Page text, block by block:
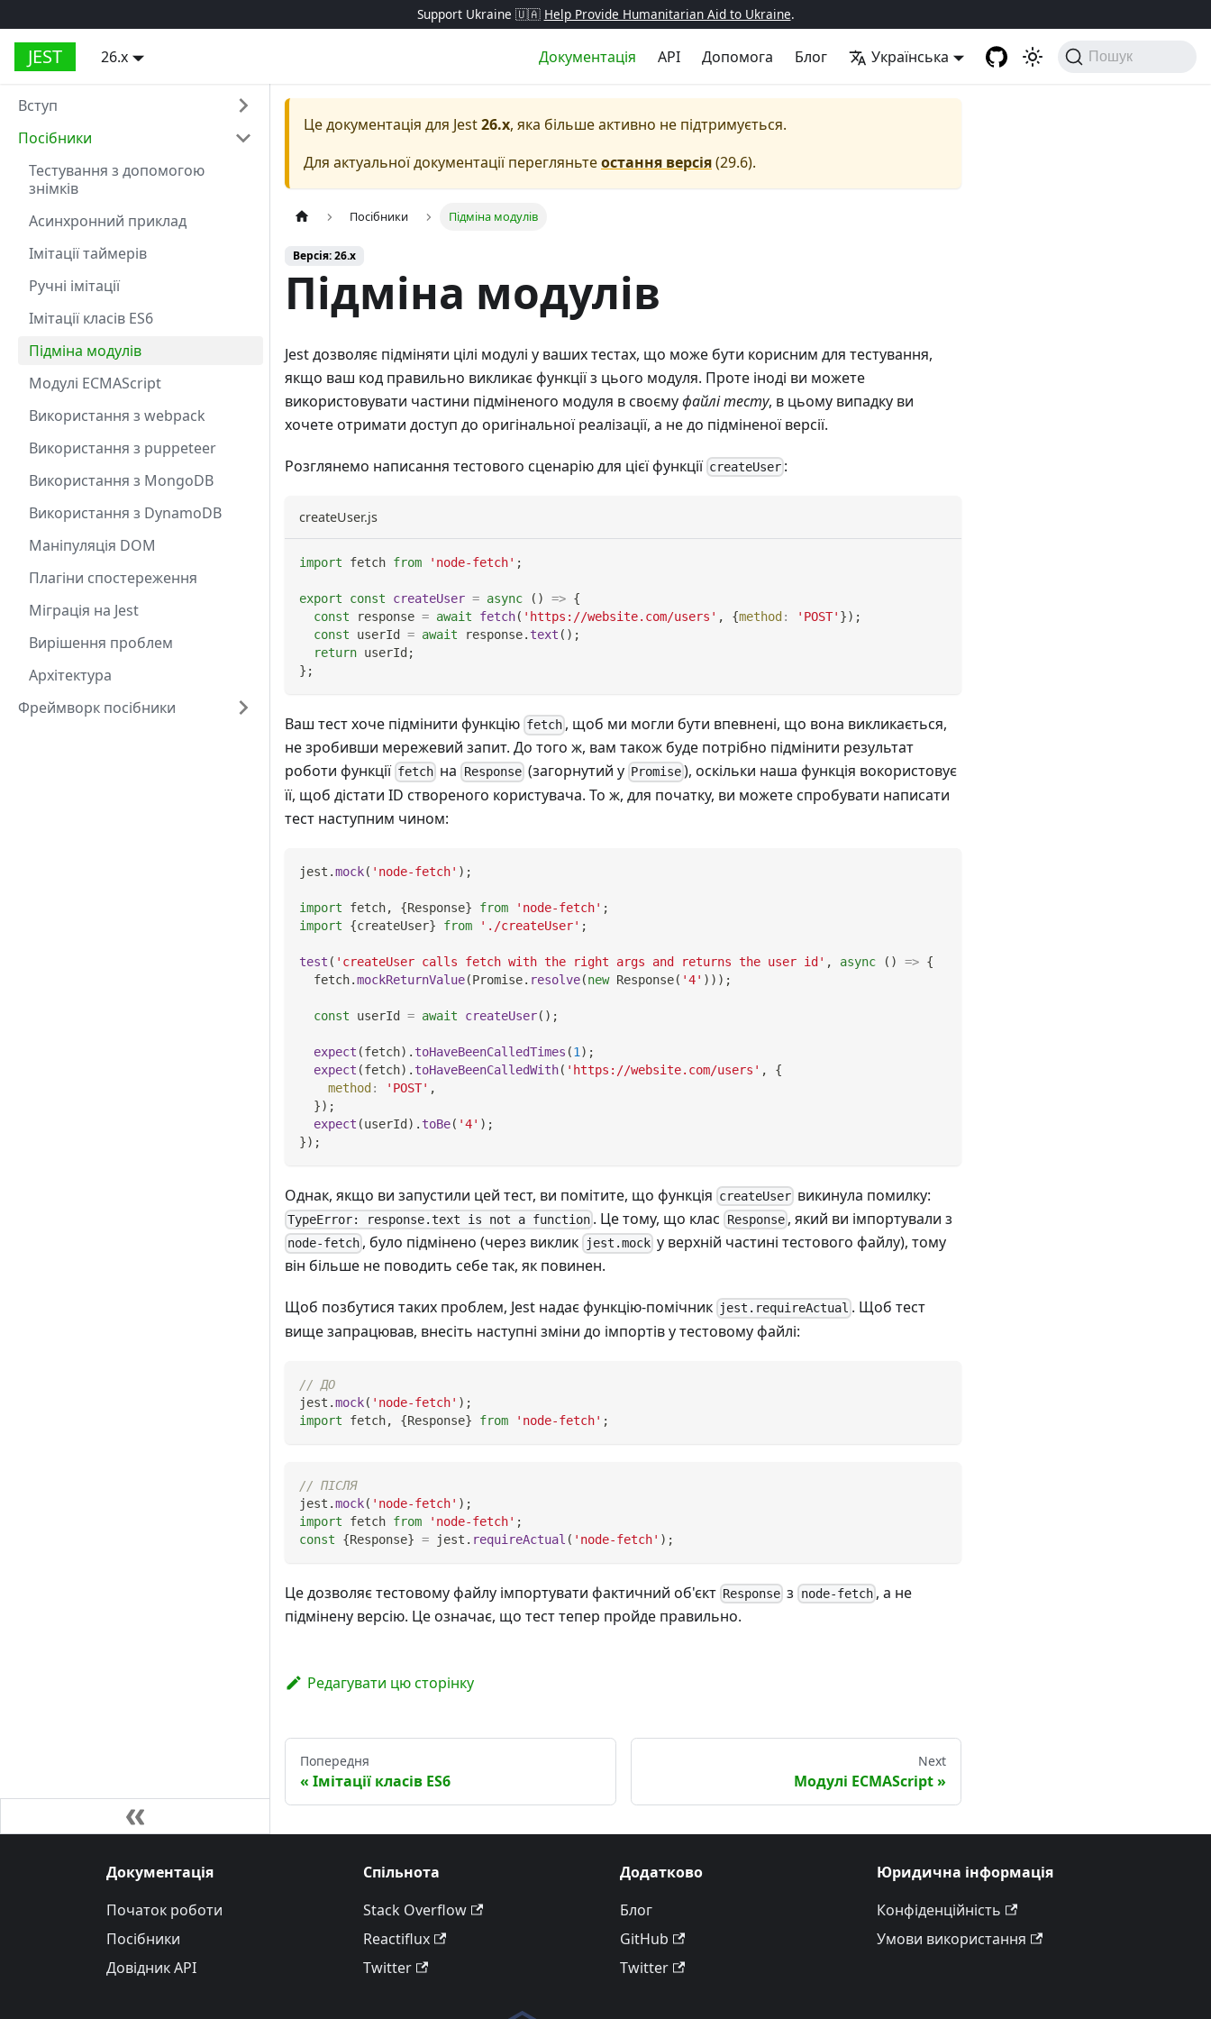
Support Ukraine 🇺🇦 Help Provide Humanitarian Aid to Ukraine.
JEST 26.x Документація API Допомога Блог Українська Пошук
Вступ
Посібники
Тестування з допомогою
знімків
Асинхронний приклад
Імітації таймерів
Ручні імітації
Імітації класів ES6
Підміна модулів
Модулі ECMAScript
Використання з webpack
Використання з puppeteer
Використання з MongoDB
Використання з DynamoDB
Маніпуляція DOM
Плагіни спостереження
Міграція на Jest
Вирішення проблем
Архітектура
Фреймворк посібники
Це документація для Jest26.x, яка більше активно не підтримується.
Для актуальної документації перегляньтеостання версія(29.6).
Посібники Підміна модулів
Версія: 26.x
Підміна модулів
Jest дозволяє підміняти цілі модулі у ваших тестах, що може бути корисним для тестування,
якщо ваш код правильно викликає функції з цього модуля. Проте іноді ви можете
використовувати частини підміненого модуля в своємуфайлі тесту, в цьому випадку ви
хочете отримати доступ до оригінальної реалізації, а не до підміненої версії.
Розглянемо написання тестового сценарію для цієї функції createUser :
createUser.js
import fetch from 'node-fetch' ;
export const createUser = async ( ) => {
const response = await fetch( 'https://website.com/users' , {method : 'POST' }) ;
const userId = await response. text ( ) ;
return userId ;
} ;
Ваш тест хоче підмінити функцію fetch , щоб ми могли бути впевнені, що вона викликається,
не зробивши мережевий запит. До того ж, вам також буде потрібно підмінити результат
роботи функції fetch на Response(загорнутий у Promise), оскільки наша функція вокористовує
її, щоб дістати ID створеного користувача. То ж, для початку, ви можете спробувати написати
тест наступним чином:
jest .mock( 'node-fetch' ) ;
import fetch, {Response} from 'node-fetch' ;
import
{createUser} from './createUser' ;
test ( 'createUser calls fetch with the right args and returns the user id' , async ( ) => {
  fetch
.mockReturnValue(Promise. resolve(new Response( '4' ) ) ) ;
const userId = await createUser( ) ;
expect (fetch) . toHaveBeenCalledTimes (1 ) ;
expect (fetch) . toHaveBeenCalledWith( 'https://website.com/users' ,
{
method : 'POST' ,
}) ;
expect (userId ) . toBe( '4' ) ;
}) ;
Однак, якщо ви запустили цей тест, ви помітите, що функція createUser викинула помилку:
TypeError: response.text is not a function . Це тому, що клас Response, який ви імпортували з
node-fetch , було підмінено (через виклик jest.mockу верхній частині тестового файлу), тому
він більше не поводить себе так, як повинен.
Щоб позбутися таких проблем, Jest надає функцію-помічник jest.requireActual . Щоб тест
вище запрацював, внесіть наступні зміни до імпортів у тестовому файлі:
// ДО
jest .mock( 'node-fetch' ) ;
import
fetch, {Response} from 'node-fetch' ;
// ПІСЛЯ
jest .mock( 'node-fetch' ) ;
import
fetch from 'node-fetch' ;
const
{Response} = jest . requireActual ( 'node-fetch' ) ;
Це дозволяє тестовому файлу імпортувати фактичний об'єкт Response з node-fetch, а не
підмінену версію. Це означає, що тест тепер пройде правильно.
Редагувати цю сторінку
Попередня
Імітації класів ES6
Next
Модулі ECMAScript
Документація
Початок роботи
Посібники
Довідник API
Спільнота
Stack Overflow
Reactiflux
Twitter
Додатково
Блог
GitHub
Twitter
Юридична інформація
Конфіденційність
Умови використання